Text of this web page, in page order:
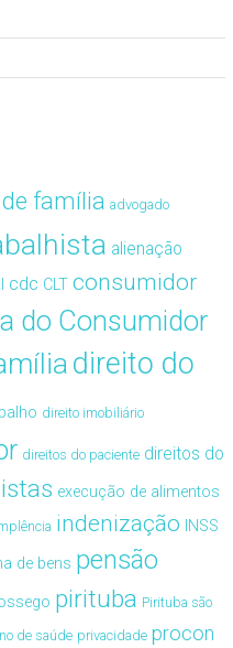
família advogado
alienação
cdc CLT consumidor
do Consumidor
direito do
direito imobiliário
direitos do paciente direitos do
execução de alimentos
indenização INSS
de bens pensão
pirituba Pirituba são
de saúde privacidade procon